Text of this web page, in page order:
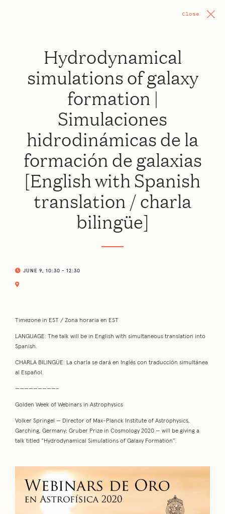
Close
Hydrodynamical
simulations of galaxy
formation |
Simulaciones
hidrodinámicas de la
formación de galaxias
[English with Spanish
translation / charla
bilingüe]
JUNE 9, 10:30 - 12:30
Timezone in EST / Zona horaria en EST
LANGUAGE: The talk will be in English with simultaneous translation into
Spanish.
CHARLA BILINGÜE: La charla se dará en Inglés con traducción simultánea
al Español.
—————————–
Golden Week of Webinars in Astrophysics
Volker Springel — Director of Max-Planck Institute of Astrophysics,
Garching, Germany; Gruber Prize in Cosmology 2020 — will be giving a
talk titled “Hydrodynamical Simulations of Galaxy Formation”.